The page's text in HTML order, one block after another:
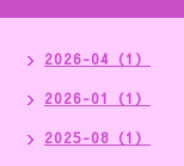
2026-04（1）
2026-01（1）
2025-08（1）